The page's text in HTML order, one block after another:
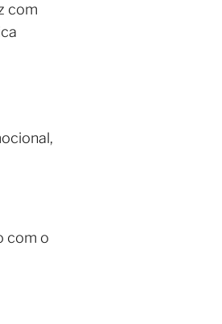
com
com o